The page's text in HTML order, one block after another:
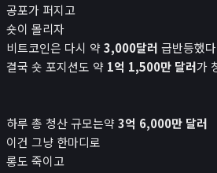
공포가 퍼지고
숏이 몰리자
비트코인은 다시 약3,000달러 급반등했다
결국 숏 포지션도 약 1억 1,500만 달러가
하루 총 청산 규모는약3억 6,000만 달러
이건 그냥 한마디로
롱도 죽이고